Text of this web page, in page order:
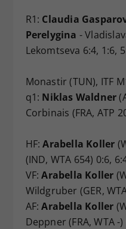
R1: Claudia
Perelygina -
Lekomtseva 6:4, 1:6,
Monastir (TUN), ITF
q1: Niklas Waldner
Corbinais (FRA, ATP
HF:Arabella Koller
(IND, WTA 654) 0:6,
VF:Arabella Koller
Wildgruber (GER,
AF:Arabella Koller
Deppner (FRA, WTA -